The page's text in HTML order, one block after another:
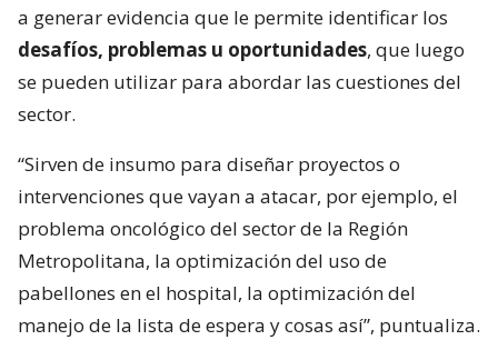
a generar evidencia que le permite identificar los
desafíos, problemas u oportunidades, que luego
se pueden utilizar para abordar las cuestiones del
sector.
“Sirven de insumo para diseñar proyectos o
intervenciones que vayan a atacar, por ejemplo, el
problema oncológico del sector de la Región
Metropolitana, la optimización del uso de
pabellones en el hospital, la optimización del
manejo de la lista de espera y cosas así”, puntualiza.